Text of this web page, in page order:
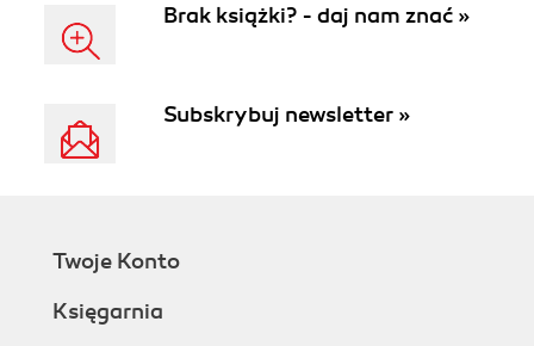
Brak książki? - daj nam znać »
Subskrybuj newsletter »
Twoje Konto
Księgarnia